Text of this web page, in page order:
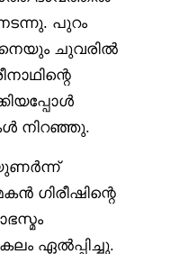
നടന്നു. പുറം
ചുവരിൽ
നിറഞ്ഞു.
ഗിരീഷിന്റെ
ഏൽപ്പിച്ചു.